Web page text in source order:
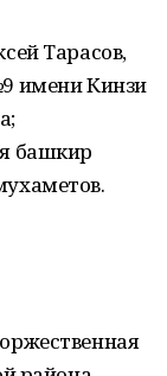
Тарасов,
имени Кинзи
башкир